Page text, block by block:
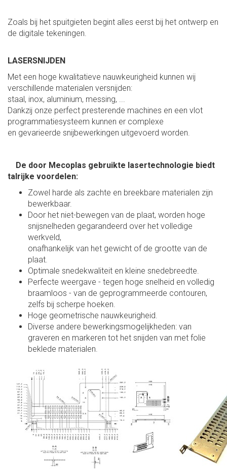
Zoals bij het spuitgieten begint alles eerst bij het ontwerp en
de digitale tekeningen.
LASERSNIJDEN
Met een hoge kwalitatieve nauwkeurigheid kunnen wij
verschillende materialen versnijden:
staal, inox, aluminium, messing, ...
Dankzij onze perfect presterende machines en een vlot
programmatiesysteem kunnen er complexe
en gevarieerde snijbewerkingen uitgevoerd worden.
De door Mecoplas gebruikte lasertechnologie biedt
talrijke voordelen:
Zowel harde als zachte en breekbare materialen zijn
bewerkbaar.
Door het niet-bewegen van de plaat, worden hoge
snijsnelheden gegarandeerd over het volledige
werkveld,
onafhankelijk van het gewicht of de grootte van de
plaat.
Optimale snedekwaliteit en kleine snedebreedte.
Perfecte weergave - tegen hoge snelheid en volledig
braamloos - van de geprogrammeerde contouren,
zelfs bij scherpe hoeken.
Hoge geometrische nauwkeurigheid.
Diverse andere bewerkingsmogelijkheden: van
graveren en markeren tot het snijden van met folie
beklede materialen.